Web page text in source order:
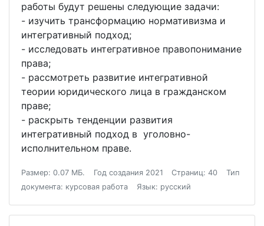
работы будут решены следующие задачи:
- изучить трансформацию нормативизма и
интегративный подход;
- исследовать интегративное правопонимание
права;
- рассмотреть развитие интегративной
теории юридического лица в гражданском
праве;
- раскрыть тенденции развития
интегративный подход в уголовно-
исполнительном праве.
Размер: 0.07 МБ. Год создания 2021 Страниц: 40
Тип
документа: курсовая работа
Язык: русский